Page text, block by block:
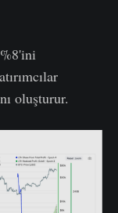
oluşturur.